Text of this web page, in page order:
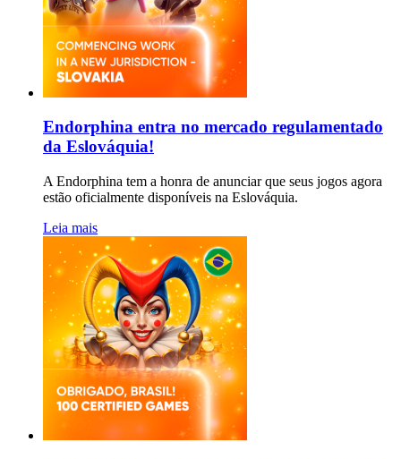
Endorphina entra no mercado regulamentado
da Eslováquia!
A Endorphina tem a honra de anunciar que seus jogos agora
estão oficialmente disponíveis na Eslováquia.
Leia mais